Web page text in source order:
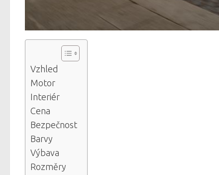
Vzhled
Motor
Interiér
Cena
Bezpečnost
Barvy
Výbava
Rozměry